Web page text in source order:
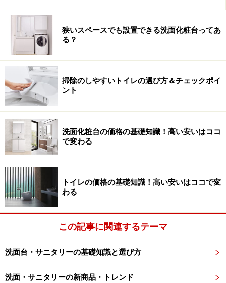
［給水方式］ 水道直結方式
［省エネ法（2012年度基準）の区分］ 瞬間式
［カラー］ DL-WH60／パールアイボリ、パールホワイ
ト、パールピンク
DL-WH50・DL-WH40・DL-WH20／パステルアイボリ
ー、ホワイト、パステルピンク
［希望小売価格］ オープン価格
【詳細情報】パナソニック
い。
【匿名で優良会社にリフォーム相談！】
狭いスペースでも設置できる洗面化粧台ってあ
る？
掃除のしやすいトイレの選び方＆チェックポイ
ント
洗面化粧台の価格の基礎知識！高い安いはココ
で変わる
トイレの価格の基礎知識！高い安いはココで変
わる
この記事に関連するテーマ
洗面台・サニタリーの基礎知識と選び方
洗面・サニタリーの新商品・トレンド